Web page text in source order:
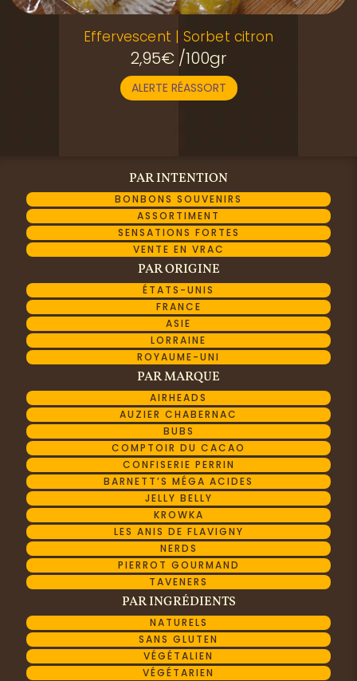
Effervescent | Sorbet citron
2,95€ /100gr
ALERTE RÉASSORT
PAR INTENTION
BONBONS SOUVENIRS
ASSORTIMENT
SENSATIONS FORTES
VENTE EN VRAC
PAR ORIGINE
ÉTATS-UNIS
FRANCE
ASIE
LORRAINE
ROYAUME-UNI
PAR MARQUE
AIRHEADS
AUZIER CHABERNAC
BUBS
COMPTOIR DU CACAO
CONFISERIE PERRIN
BARNETT’S MÉGA ACIDES
JELLY BELLY
KROWKA
LES ANIS DE FLAVIGNY
NERDS
PIERROT GOURMAND
TAVENERS
PAR INGRÉDIENTS
NATURELS
SANS GLUTEN
VÉGÉTALIEN
VÉGÉTARIEN